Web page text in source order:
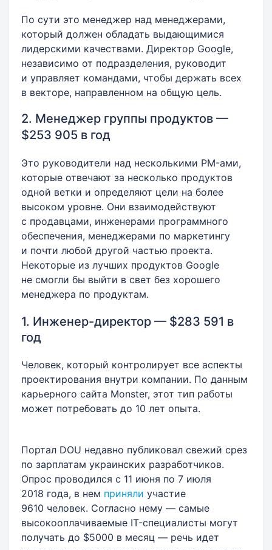
По сути это менеджер над менеджерами,
который должен обладать выдающимися
лидерскими качествами. Директор Google,
независимо от подразделения, руководит
и управляет командами, чтобы держать всех
в векторе, направленном на общую цель.
2. Менеджер группы продуктов —
$253 905 в год
Это руководители над несколькими PM-ами,
которые отвечают за несколько продуктов
одной ветки и определяют цели на более
высоком уровне. Они взаимодействуют
с продавцами, инженерами программного
обеспечения, менеджерами по маркетингу
и почти любой другой частью проекта.
Некоторые из лучших продуктов Google
не смогли бы выйти в свет без хорошего
менеджера по продуктам.
1. Инженер-директор — $283 591 в
год
Человек, который контролирует все аспекты
проектирования внутри компании. По данным
карьерного сайта Monster, этот тип работы
может потребовать до 10 лет опыта.
Портал DOU недавно публиковал свежий срез
по зарплатам украинских разработчиков.
Опрос проводился с 11 июня по 7 июля
2018 года, в нем приняли участие
9610 человек. Согласно нему — самые
высокооплачиваемые IT-специалисты могут
получать до $5000 в месяц — речь идет